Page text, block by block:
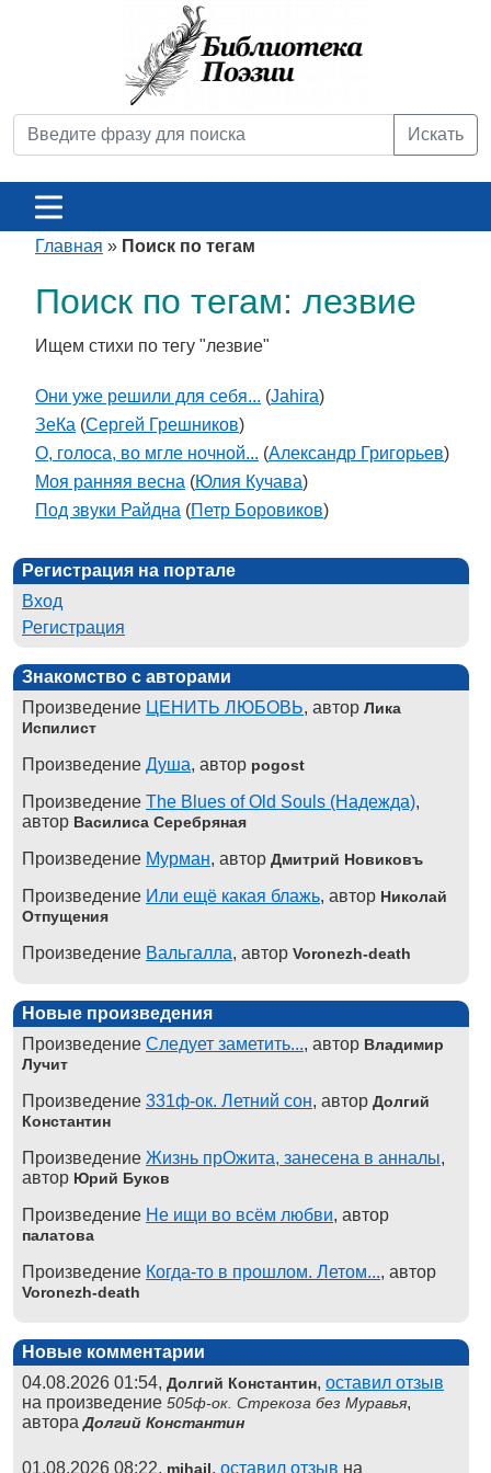
Искать
Главная » Поиск по тегам
Поиск по тегам: лезвие
Ищем стихи по тегу "лезвие"
Они уже решили для себя... (Jahira)
ЗеКа (Сергей Грешников)
О, голоса, во мгле ночной... (Александр Григорьев)
Моя ранняя весна (Юлия Кучава)
Под звуки Райдна (Петр Боровиков)
Регистрация на портале
Вход
Регистрация
Знакомство с авторами
Произведение ЦЕНИТЬ ЛЮБОВЬ, автор Лика
Испилист
Произведение Душа, автор pogost
Произведение The Blues of Old Souls (Надежда),
автор Василиса Серебряная
Произведение Мурман, автор Дмитрий Новиковъ
Произведение Или ещё какая блажь, автор Николай
Отпущения
Произведение Вальгалла, автор Voronezh-death
Новые произведения
Произведение Следует заметить..., автор Владимир
Лучит
Произведение 331ф-ок. Летний сон, автор Долгий
Константин
Произведение Жизнь прОжита, занесена в анналы,
автор Юрий Буков
Произведение Не ищи во всём любви, автор
палатова
Произведение Когда-то в прошлом. Летом..., автор
Voronezh-death
Новые комментарии
04.08.2026 01:54, Долгий Константин, оставил отзыв
на произведение 505ф-ок. Стрекоза без Муравья,
автораДолгий Константин
01.08.2026 08:22, mihail, оставил отзыв на